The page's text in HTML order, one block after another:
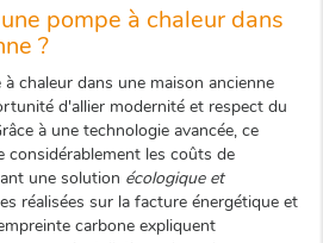
pompe à chaleur dans
?
chaleur dans une maison ancienne
d'allier modernité et respect du
à une technologie avancée, ce
considérablement les coûts de
une solution écologique et
réalisées sur la facture énergétique et
carbone expliquent